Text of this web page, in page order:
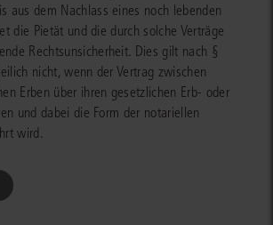
aus dem Nachlass eines noch lebenden
die Pietät und die durch solche Verträge
Rechtsunsicherheit. Dies gilt nach §
nicht, wenn der Vertrag zwischen
Erben über ihren gesetzlichen Erb- oder
und dabei die Form der notariellen
wird.